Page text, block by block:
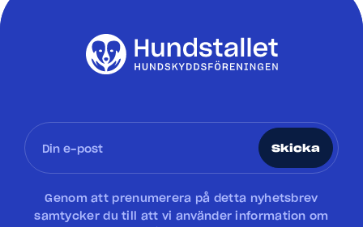
Skicka
Genom att prenumerera på detta nyhetsbrev
samtycker du till att vi använder information om